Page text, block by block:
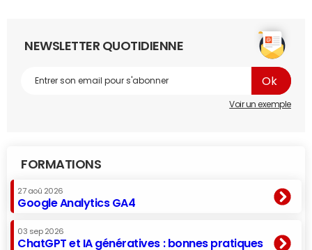
NEWSLETTER QUOTIDIENNE
Voir un exemple
FORMATIONS
27 aoû 2026
Google Analytics GA4
03 sep 2026
ChatGPT et IA génératives : bonnes pratiques